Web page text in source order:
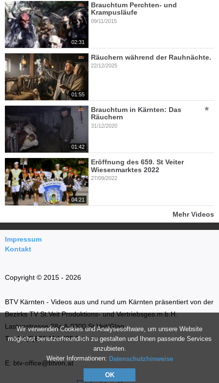
Wir verwenden Cookies und Analysesoftware, um unsere Website
möglichst benutzerfreundlich zu gestalten und Ihnen passende Services
anzubieten.
Weiter Informationen: Datenschutzhinweise
OK
02:31
Brauchtum Perchten- und
Krampusläufe
09/11/2015
01:55
Räuchern während der Rauhnächte.
22/12/2025
01:42
Brauchtum in Kärnten: Das
Räuchern
31/12/2020
04:21
Eröffnung des 659. St Veiter
Wiesenmarktes 2022
27/09/2022
Mehr Videos
Impressum
Kontakt
Copyright © 2015 - 2026
BTV Kärnten - Videos aus und rund um Kärnten präsentiert von der
Bezirks TV St.Veit Produktions- und Vertriebsges.m.b.H.
Lastenstrasse 28a A-9300 St.Veit/Glan
T: +43 (0)699 114 035 66
E: btv-office@btvon.at